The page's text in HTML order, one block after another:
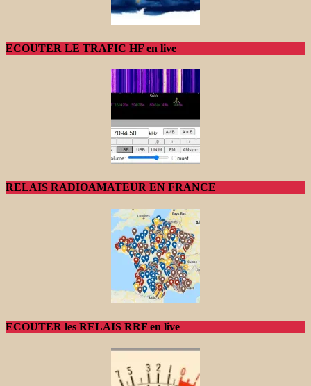
ECOUTER LE TRAFIC HF en live
RELAIS RADIOAMATEUR EN FRANCE
ECOUTER les RELAIS RRF en live